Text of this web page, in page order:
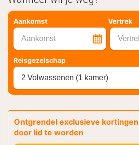
Aankomst Vertrek
Aankomst
Reisgezelschap
2 Volwassenen (1 kamer)
Ontgrendel exclusieve
door lid te worden